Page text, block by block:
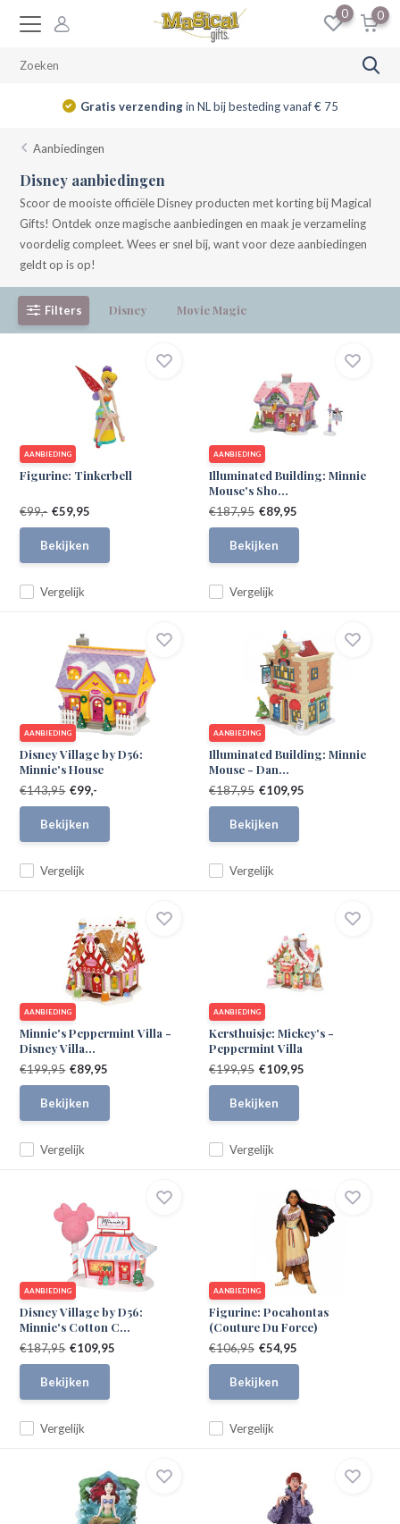
0 0
14 dagenretourrecht
Aanbiedingen
Disney aanbiedingen
Scoor de mooiste officiële Disney producten met korting bij Magical
Gifts! Ontdek onze magische aanbiedingen en maak je verzameling
voordelig compleet. Wees er snel bij, want voor deze aanbiedingen
geldt op is op!
Filters Disney Movie Magic
AANBIEDING
Figurine: Tinkerbell
Vergelijk
€99,- €59,95
Bekijken
AANBIEDING
Illuminated Building: Minnie
Mouse's Sho...
Vergelijk
€187,95 €89,95
Bekijken
AANBIEDING
Disney Village by D56:
Minnie's House
Vergelijk
€143,95 €99,-
Bekijken
AANBIEDING
Illuminated Building: Minnie
Mouse - Dan...
Vergelijk
€187,95 €109,95
Bekijken
AANBIEDING
Minnie's Peppermint Villa -
Disney Villa...
Vergelijk
€199,95 €89,95
Bekijken
AANBIEDING
Kersthuisje: Mickey's -
Peppermint Villa
Vergelijk
€199,95 €109,95
Bekijken
AANBIEDING
Disney Village by D56:
Minnie's Cotton C...
Vergelijk
€187,95 €109,95
Bekijken
AANBIEDING
Figurine: Pocahontas
(Couture Du Force)
Vergelijk
€106,95 €54,95
Bekijken